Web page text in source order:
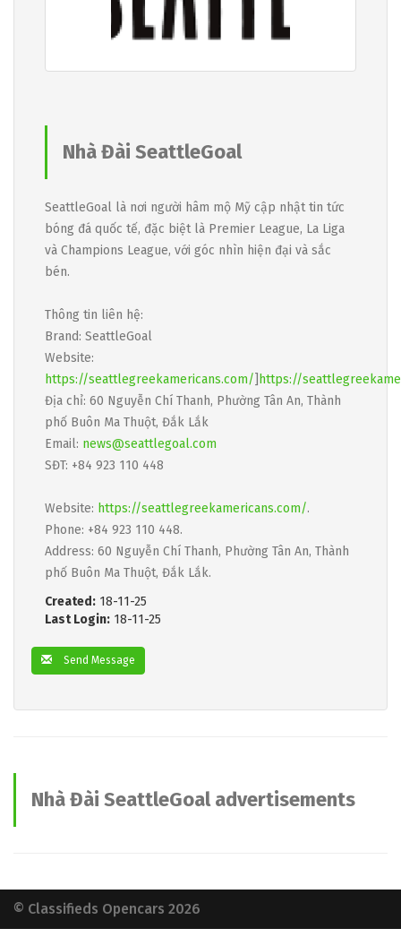
Nhà Đài SeattleGoal
SeattleGoal là nơi người hâm mộ Mỹ cập nhật tin tức
bóng đá quốc tế, đặc biệt là Premier League, La Liga
và Champions League, với góc nhìn hiện đại và sắc
bén.
Thông tin liên hệ:
Brand: SeattleGoal
Website:
https://seattlegreekamericans.com/ https://
Địa chỉ: 60 Nguyễn Chí Thanh, Phường Tân An, Thành
phố Buôn Ma Thuột, Đắk Lắk
Email: news@seattlegoal.com
SĐT: +84 923 110 448
Website: https://seattlegreekamericans.com/.
Phone: +84 923 110 448.
Address: 60 Nguyễn Chí Thanh, Phường Tân An, Thành
phố Buôn Ma Thuột, Đắk Lắk.
Created: 18-11-25
Last Login: 18-11-25
Send Message
Nhà Đài SeattleGoal advertisements
© Classifieds Opencars 2026